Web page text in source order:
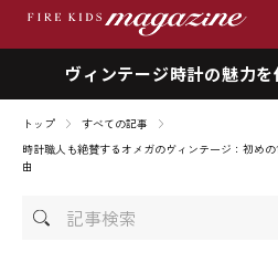
ヴィンテージ時計の魅力
ブランド
商品一覧
トップ
すべての記事
時計職人も絶賛するオメガのヴィンテージ：初め
由
記